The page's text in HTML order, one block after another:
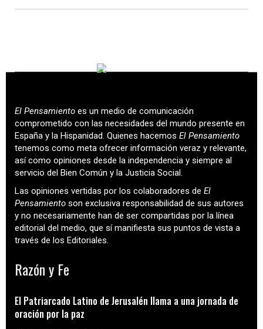
El Pensamiento es un medio de comunicación
comprometido con las necesidades del mundo presente en
España y la Hispanidad. Quienes hacemos El Pensamiento
tenemos como meta ofrecer información veraz y relevante,
así como opiniones desde la independencia y siempre al
servicio del Bien Común y la Justicia Social.
Las opiniones vertidas por los colaboradores de El
Pensamiento son exclusiva responsabilidad de sus autores
y no necesariamente han de ser compartidas por la línea
editorial del medio, que sí manifiesta sus puntos de vista a
través de los Editoriales.
Razón y Fe
El Patriarcado Latino de Jerusalén llama a una jornada de
oración por la paz